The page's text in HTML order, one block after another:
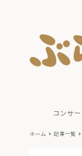
コンサ
ホーム 記事一覧